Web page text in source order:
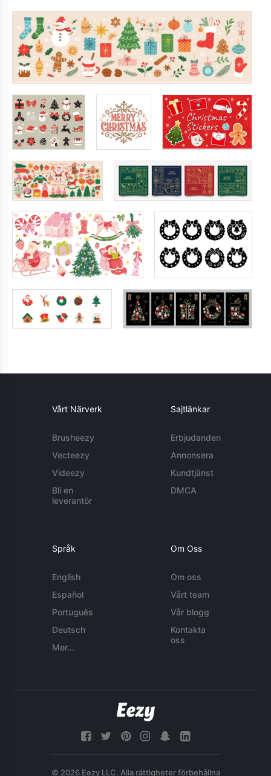
Vårt Närverk
Brusheezy
Vecteezy
Videezy
Bli en
leverantör
Sajtlänkar
Erbjudanden
Annonsera
Kundtjänst
DMCA
Språk
English
Español
Português
Deutsch
Mer...
Om Oss
Om oss
Vårt team
Vår blogg
Kontakta
oss
© 2026 Eezy LLC. Alla rättigheter förbehållna